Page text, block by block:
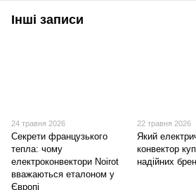
Інші записи
24 травня 2026
Секрети французького
тепла: чому
електроконвектори Noirot
вважаються еталоном у
Європі
22 травня 2026
Який
конвектор
надійних